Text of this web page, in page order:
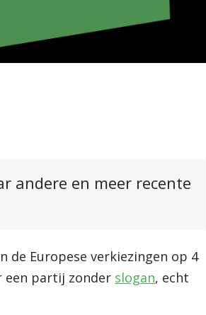
andere en meer recente
de Europese verkiezingen op 4
een partij zonder slogan, echt